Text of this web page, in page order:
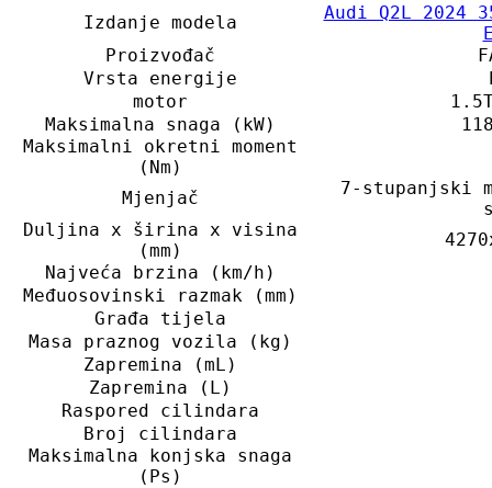
Izdanje modela
Audi Q2L 2024
Proizvođač
Vrsta energije
motor
Maksimalna snaga (kW)
Maksimalni okretni moment
(Nm)
Mjenjač
7-stupanjski
Duljina x širina x visina
(mm)
Najveća brzina (km/h)
Međuosovinski razmak (mm)
Građa tijela
Masa praznog vozila (kg)
Zapremina (mL)
Zapremina (L)
Raspored cilindara
Broj cilindara
Maksimalna konjska snaga
(Ps)